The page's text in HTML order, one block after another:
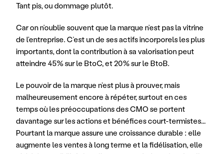
Tant pis, ou dommage plutôt.
Car on n’oublie souvent que la marque n’est pas la vitrine
de l’entreprise. C’est un de ses actifs incorporels les plus
importants, dont la contribution à sa valorisation peut
atteindre 45% sur le BtoC, et 20% sur le BtoB.
Le pouvoir de la marque n’est plus à prouver, mais
malheureusement encore à répéter, surtout en ces
temps où les préoccupations des CMO se portent
davantage sur les actions et bénéfices court-termistes...
Pourtant la marque assure une croissance durable : elle
augmente les ventes à long terme et la fidélisation, elle